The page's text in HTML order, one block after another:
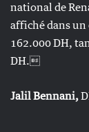
national de
affiché dans un
162.000 DH,
DH.
Jalil Bennani,